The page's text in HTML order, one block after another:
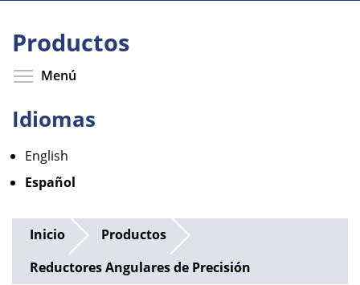
Productos
Menú
Idiomas
English
Español
Inicio
Productos
Reductores Angulares de Precisión